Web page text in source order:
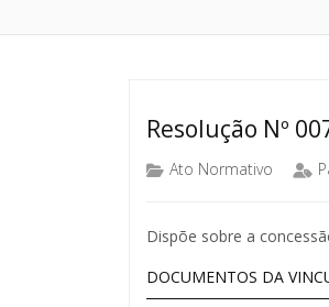
Resolução Nº
Ato Normativo
Dispõe sobre a
DOCUMENTOS DA